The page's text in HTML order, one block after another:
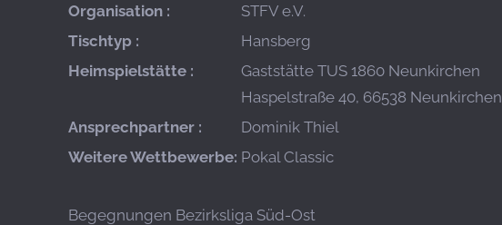
Organisation :
STFV e.V.
Tischtyp :
Hansberg
Heimspielstätte :
Gaststätte TUS 1860 Neunkirchen
Haspelstraße 40, 66538 Neunkirchen
Ansprechpartner :
Dominik Thiel
Weitere Wettbewerbe: Pokal Classic
Begegnungen Bezirksliga Süd-Ost